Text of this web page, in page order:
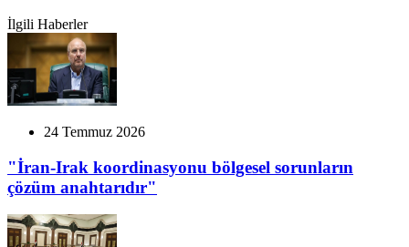
İlgili Haberler
24 Temmuz 2026
"İran-Irak koordinasyonu bölgesel sorunların
çözüm anahtarıdır"